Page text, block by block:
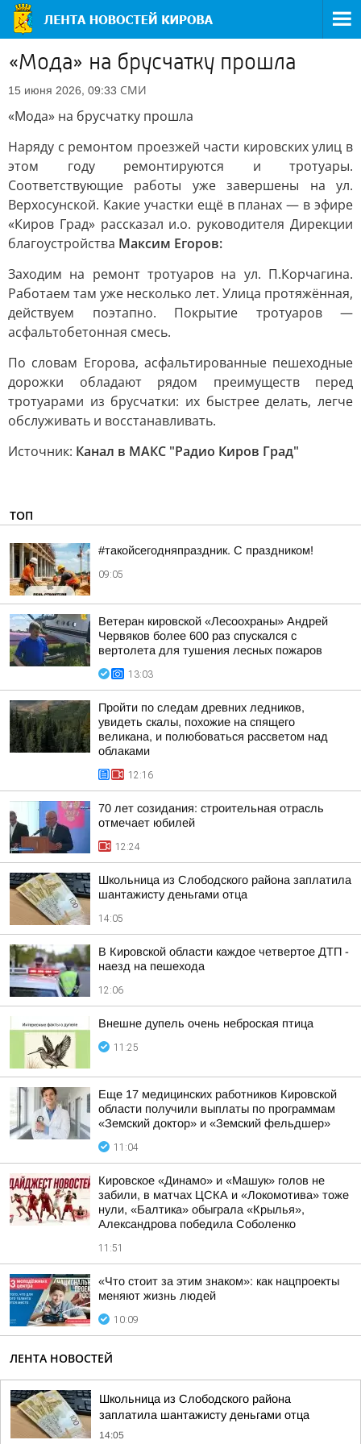
«Мода» на брусчатку прошла
15 июня 2026, 09:33 СМИ
«Мода» на брусчатку прошла
Наряду с ремонтом проезжей части кировских улиц в
этом году ремонтируются и тротуары.
Соответствующие работы уже завершены на ул.
Верхосунской. Какие участки ещё в планах — в эфире
«Киров Град» рассказал и.о. руководителя Дирекции
благоустройства Максим Егоров:
Заходим на ремонт тротуаров на ул. П.Корчагина.
Работаем там уже несколько лет. Улица протяжённая,
действуем поэтапно. Покрытие тротуаров —
асфальтобетонная смесь.
По словам Егорова, асфальтированные пешеходные
дорожки обладают рядом преимуществ перед
тротуарами из брусчатки: их быстрее делать, легче
обслуживать и восстанавливать.
Источник: Канал в МАКС "Радио Киров Град"
ТОП
#такойсегодняпраздник. С праздником!
09:05
Ветеран кировской «Лесоохраны» Андрей
Червяков более 600 раз спускался с
вертолета для тушения лесных пожаров
13:03
Пройти по следам древних ледников,
увидеть скалы, похожие на спящего
великана, и полюбоваться рассветом над
облаками
12:16
70 лет созидания: строительная отрасль
отмечает юбилей
12:24
Школьница из Слободского района заплатила
шантажисту деньгами отца
14:05
В Кировской области каждое четвертое ДТП -
наезд на пешехода
12:06
Внешне дупель очень неброская птица
11:25
Еще 17 медицинских работников Кировской
области получили выплаты по программам
«Земский доктор» и «Земский фельдшер»
11:04
Кировское «Динамо» и «Машук» голов не
забили, в матчах ЦСКА и «Локомотива» тоже
нули, «Балтика» обыграла «Крылья»,
Александрова победила Соболенко
11:51
«Что стоит за этим знаком»: как нацпроекты
меняют жизнь людей
10:09
ЛЕНТА НОВОСТЕЙ
Школьница из Слободского района
заплатила шантажисту деньгами отца
14:05